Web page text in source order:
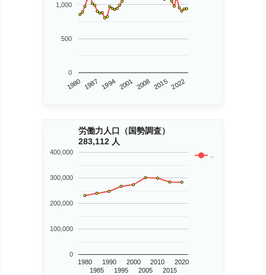
1980 1987 1994 2001 2008 2015 2022
0
500
1,000
労働力人口（国勢調査）
283,112 人
..
1980
1985
1990
1995
2000
2005
2010
2015
2020
0
100,000
200,000
300,000
400,000